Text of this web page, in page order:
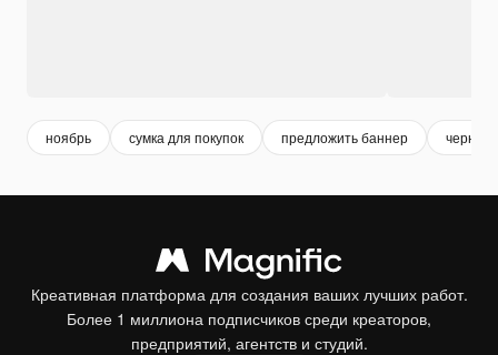
ноябрь сумка для покупок предложить баннер черная
Креативная платформа для создания ваших лучших работ.
Более 1 миллиона подписчиков среди креаторов,
предприятий, агентств и студий.